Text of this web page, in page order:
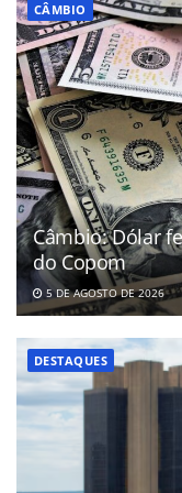
CÂMBIO
Câmbio: Dólar
do Copom
5 DE AGOSTO DE 2026
DESTAQUES